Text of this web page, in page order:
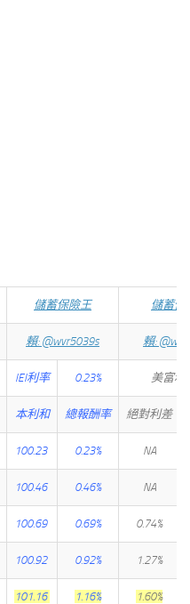
儲蓄保險王 儲蓄保
賴: @wvr5039s 賴:
IEI利率 0.23% 美富利
本利和 總報酬率 絕對利差
100.23 0.23% NA
100.46 0.46% NA
100.69 0.69% 0.74%
100.92 0.92% 1.27%
101.16 1.16% 1.60%